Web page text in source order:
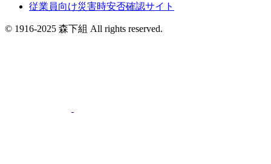
従業員向け災害時安否確認サイト
© 1916-2025 森下組 All rights reserved.